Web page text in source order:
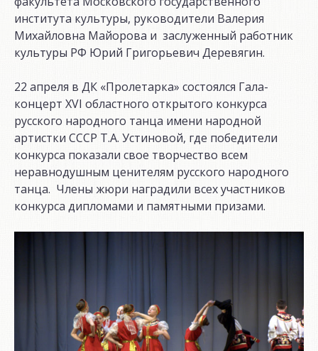
института культуры, руководители Валерия
Михайловна Майорова и заслуженный работник
культуры РФ Юрий Григорьевич Деревягин.
22 апреля в ДК «Пролетарка» состоялся Гала-
концерт XVI областного открытого конкурса
русского народного танца имени народной
артистки СССР Т.А. Устиновой, где победители
конкурса показали свое творчество всем
неравнодушным ценителям русского народного
танца. Члены жюри наградили всех участников
конкурса дипломами и памятными призами.